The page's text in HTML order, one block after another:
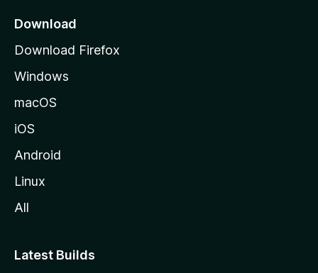
z
l
l
Download
Download Firefox
Windows
macOS
iOS
Android
Linux
All
Latest Builds